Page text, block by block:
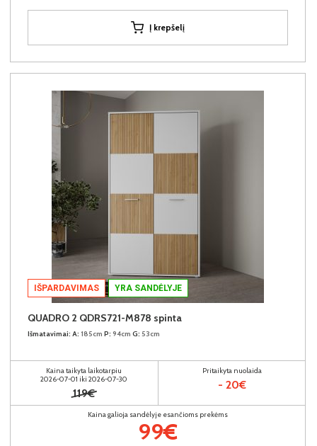
Į krepšelį
IŠPARDAVIMAS YRA SANDĖLYJE
QUADRO 2 QDRS721-M878 spinta
Išmatavimai: A: 185cm P: 94cm G: 53cm
Kaina taikyta laikotarpiu
2026-07-01 iki 2026-07-30
119€
Pritaikyta nuolaida
- 20€
Kaina galioja sandėlyje esančioms prekėms
99€